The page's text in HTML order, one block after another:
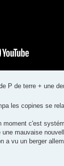
P de terre + une
les copines se
moment c'est
mauvaise
a vu un berger